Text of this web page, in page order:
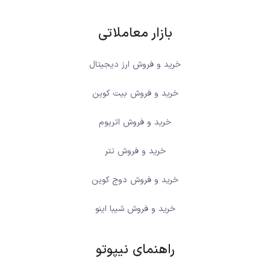
بازار معاملاتی
خرید و فروش ارز دیجیتال
خرید و فروش بیت کوین
خرید و فروش اتریوم
خرید و فروش تتر
خرید و فروش دوج کوین
خرید و فروش شیبا اینو
راهنمای نیپوتو